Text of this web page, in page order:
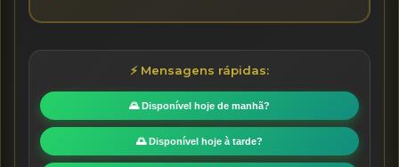
⚡ Mensagens rápidas:
🌄 Disponível hoje de manhã?
🌅 Disponível hoje à tarde?